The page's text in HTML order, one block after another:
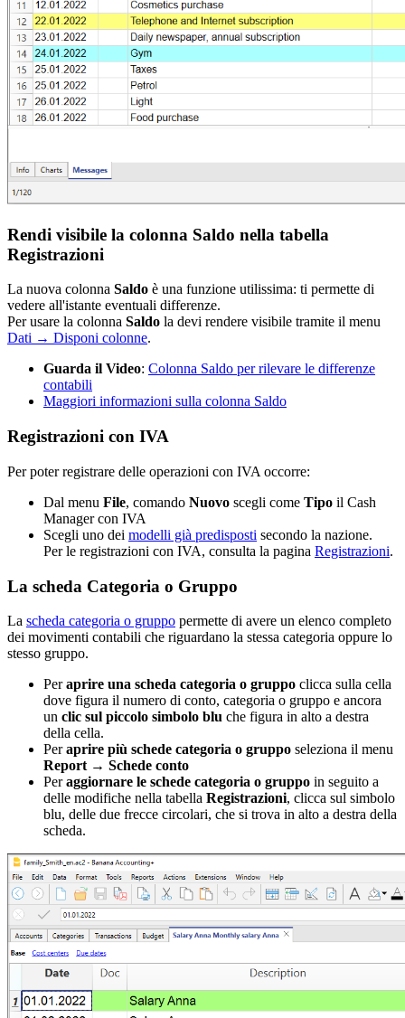
Rendi visibile la colonna Saldo nella tabella
Registrazioni
La nuova colonna Saldo è una funzione utilissima: ti permette di
vedere all'istante eventuali differenze.
Per usare la colonna Saldo la devi rendere visibile tramite il menu
Dati → Disponi colonne.
Guarda il Video: Colonna Saldo per rilevare le differenze
contabili
Maggiori informazioni sulla colonna Saldo
Registrazioni con IVA
Per poter registrare delle operazioni con IVA occorre:
Dal menu File, comando Nuovo scegli come Tipo il Cash
Manager con IVA
Scegli uno dei modelli già predisposti secondo la nazione.
Per le registrazioni con IVA, consulta la pagina Registrazioni.
La scheda Categoria o Gruppo
La scheda categoria o gruppo permette di avere un elenco completo
dei movimenti contabili che riguardano la stessa categoria oppure lo
stesso gruppo.
Peraprire una scheda categoria o gruppo clicca sulla cella
dove figura il numero di conto, categoria o gruppo e ancora
un clic sul piccolo simbolo blu che figura in alto a destra
della cella.
Peraprire più schede categoria o gruppo seleziona il menu
Report → Schede conto
Peraggiornare le schede categoria o gruppo in seguito a
delle modifiche nella tabella Registrazioni, clicca sul simbolo
blu, delle due frecce circolari, che si trova in alto a destra della
scheda.